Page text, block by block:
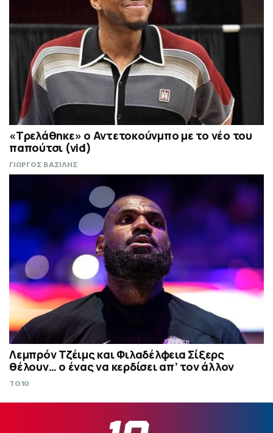
«Τρελάθηκε» ο Αντετοκούνμπο με το νέο του
παπούτσι (vid)
ΓΙΩΡΓΟΣ ΒΑΣΙΛΗΣ
Λεμπρόν Τζέιμς και Φιλαδέλφεια Σίξερς
θέλουν… ο ένας να κερδίσει απ’ τον άλλον
TO10